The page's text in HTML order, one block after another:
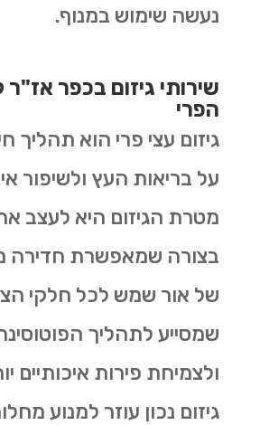
נעשה שימוש במנוף.
שירותי גיזום בכפר אז"ר
הפרי
גיזום עצי פרי הוא תהליך
על בריאות העץ ולשיפור
מטרת הגיזום היא לעצב
בצורה שמאפשרת חדירה
של אור שמש לכל חלקי
שמסייע לתהליך
ולצמיחת פירות איכותיים
גיזום נכון עוזר למנוע